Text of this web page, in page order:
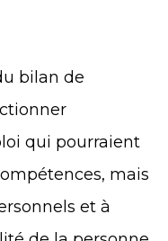
bilan de
qui pourraient
mais
et à